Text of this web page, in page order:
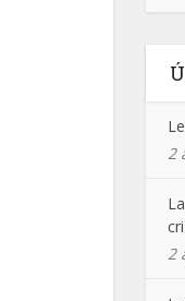
2
2